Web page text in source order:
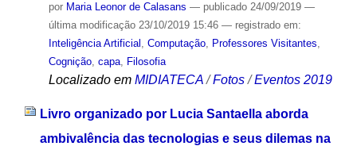
por Maria Leonor de Calasans — publicado24/09/2019 —
última modificação23/10/2019 15:46 — registrado em:
Inteligência Artificial , Computação, Professores Visitantes,
Cognição, capa, Filosofia
Localizado em MIDIATECA /Fotos /Eventos 2019
Livro organizado por Lucia Santaella aborda
ambivalência das tecnologias e seus dilemas na